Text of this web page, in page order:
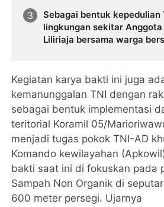
Sebagai bentuk kepedulian
lingkungan sekitar
Liliriaja bersama warga
Kegiatan karya bakti ini juga
kemanunggalan TNI dengan
sebagai bentuk implementasi
teritorial Koramil 05/
menjadi tugas pokok TNI-AD
Komando kewilayahan
bakti saat ini di fokuskan pada
Sampah Non Organik di
600 meter persegi. Ujarnya